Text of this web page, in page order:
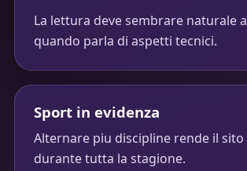
La lettura deve sembrare naturale
quando parla di aspetti tecnici.
Sport in evidenza
Alternare piu discipline rende il sito
durante tutta la stagione.